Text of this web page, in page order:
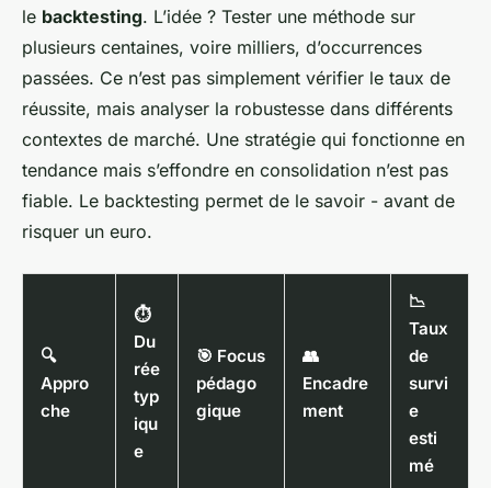
le backtesting. L’idée ? Tester une méthode sur
plusieurs centaines, voire milliers, d’occurrences
passées. Ce n’est pas simplement vérifier le taux de
réussite, mais analyser la robustesse dans différents
contextes de marché. Une stratégie qui fonctionne en
tendance mais s’effondre en consolidation n’est pas
fiable. Le backtesting permet de le savoir - avant de
risquer un euro.
🔍
Appro
che
⏱
Du
rée
typ
iqu
e
🎯 Focus
pédago
gique
👥
Encadre
ment
📉
Taux
de
survi
e
esti
mé